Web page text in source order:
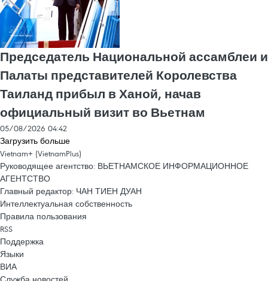
Председатель Национальной ассамблеи и
Палаты представителей Королевства
Таиланд прибыл в Ханой, начав
официальный визит во Вьетнам
05/08/2026 04:42
Загрузить больше
Vietnam+ (VietnamPlus)
Руководящее агентство: ВЬЕТНАМСКОЕ ИНФОРМАЦИОННОЕ
АГЕНТСТВО
Главный редактор: ЧАН ТИЕН ДУАН
Интеллектуальная собственность
Правила пользования
RSS
Поддержка
Языки
ВИА